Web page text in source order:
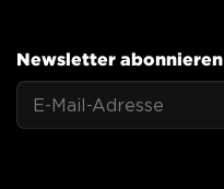
Newsletter abonnieren